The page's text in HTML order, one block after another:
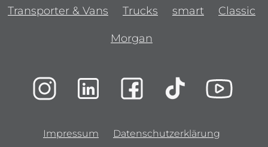
Transporter & Vans Trucks smart Classic
Morgan
Impressum
Datenschutzerklärung